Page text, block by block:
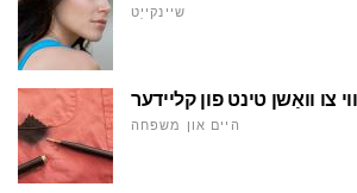
שיינקייַט
צו וואַשן טינט פון קליידער
היים און משפּחה